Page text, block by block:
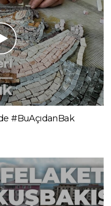
#BuAçıdanBak